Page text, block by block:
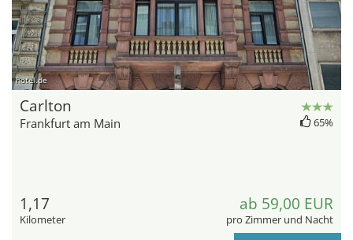
hotel.de
Carlton
Frankfurt am Main 65%
1,17
Kilometer
ab 59,00 EUR
pro Zimmer und Nacht